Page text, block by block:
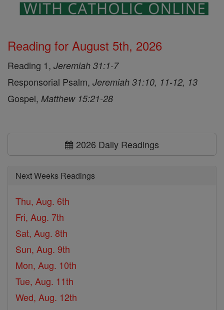
Reading for August 5th, 2026
Reading 1, Jeremiah 31:1-7
Responsorial Psalm, Jeremiah 31:10, 11-12, 13
Gospel, Matthew 15:21-28
2026 Daily Readings
Next Weeks Readings
Thu, Aug. 6th
Fri, Aug. 7th
Sat, Aug. 8th
Sun, Aug. 9th
Mon, Aug. 10th
Tue, Aug. 11th
Wed, Aug. 12th